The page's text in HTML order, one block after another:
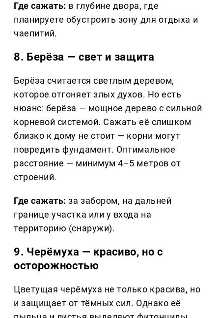
Где сажать: в глубине двора, где
планируете обустроить зону для отдыха и
чаепитий.
8. Берёза — свет и защита
Берёза считается светлым деревом,
которое отгоняет злых духов. Но есть
нюанс: берёза — мощное дерево с сильной
корневой системой. Сажать её слишком
близко к дому не стоит — корни могут
повредить фундамент. Оптимальное
расстояние — минимум 4–5 метров от
строений.
Где сажать: за забором, на дальней
границе участка или у входа на
территорию (снаружи).
9. Черёмуха — красиво, но с
осторожностью
Цветущая черёмуха не только красива, но
и защищает от тёмных сил. Однако её